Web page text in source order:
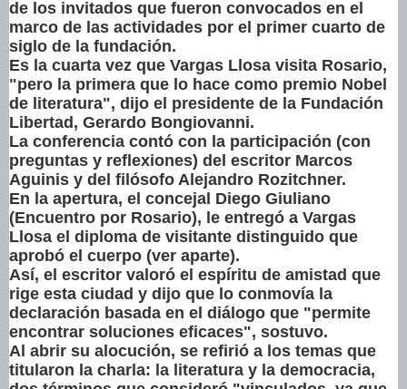
de los invitados que fueron convocados en el
marco de las actividades por el primer cuarto de
siglo de la fundación.
Es la cuarta vez que Vargas Llosa visita Rosario,
"pero la primera que lo hace como premio Nobel
de literatura", dijo el presidente de la Fundación
Libertad, Gerardo Bongiovanni.
La conferencia contó con la participación (con
preguntas y reflexiones) del escritor Marcos
Aguinis y del filósofo Alejandro Rozitchner.
En la apertura, el concejal Diego Giuliano
(Encuentro por Rosario), le entregó a Vargas
Llosa el diploma de visitante distinguido que
aprobó el cuerpo (ver aparte).
Así, el escritor valoró el espíritu de amistad que
rige esta ciudad y dijo que lo conmovía la
declaración basada en el diálogo que "permite
encontrar soluciones eficaces", sostuvo.
Al abrir su alocución, se refirió a los temas que
titularon la charla: la literatura y la democracia,